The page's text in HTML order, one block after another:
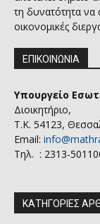
τη δυνατότητα να
οικονομικές
ΕΠΙΚΟΙΝΩΝΙΑ
Υπουργείο
Διοικητήριο,
Τ.Κ. 54123,
Email:
Τηλ. : 2313-
ΚΑΤΗΓΟΡΙΕΣ